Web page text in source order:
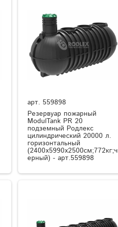
арт. 559898
Резервуар пожарный
ModulTank PR 20
подземный Родлекс
цилиндрический 20000 л.
горизонтальный
(2400x5990x2500см;772кг;ч
ерный) - арт.559898